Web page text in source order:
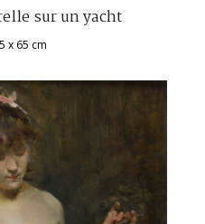
sur un yacht
x 65 cm